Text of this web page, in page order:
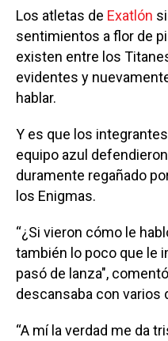
Los atletas de Exatlón
sentimientos a flor de
existen entre los
evidentes y
hablar.
Y es que los
equipo azul
duramente regañado
los Enigmas.
“¿Si vieron cómo le
también lo poco que le
pasó de lanza",
descansaba con varios
“A mí la verdad me da